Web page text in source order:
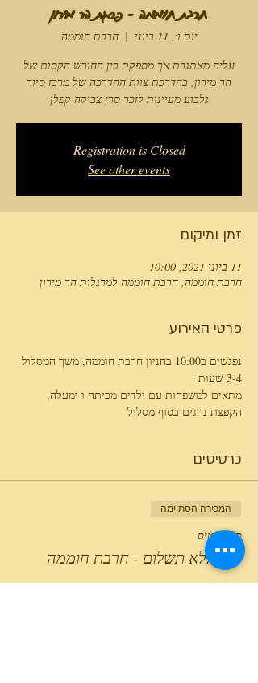
חרבת חוממה - פסגת הר מירון
יום ו׳, 11 ביוני
  |
חרבת חוממה
עליה מאתגרת אך מספקת בין החורש הקסום של
הר מירון, בהדרכת צוות ההדרכה של מרכז סיור
גלבוע מעיינות לזכר סרן צביקה קפלן
Registration is Closed
See other events
זמן ומיקום
11 ביוני 2021, 10:00
חרבת חוממה, חרבת חוממה למרגלות הר מירון
פרטי האירוע
נפגשים ב10:00 בחניון חרבת חוממה, משך המסלול
3-4 שעות
מתאים למשפחות עם ילדים מכיתה ו ומעלה,
הקפצת נהגים בסוף מסלול
כרטיסים
המכירה הסתיימה
סוג כרטיס
סיור ללא תשלום - חרבת חוממה
פרטים נוספים